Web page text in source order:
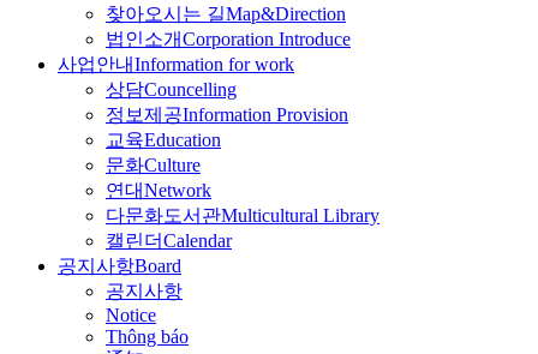
찾아오시는 길Map&Direction
법인소개Corporation Introduce
사업안내Information for work
상담Councelling
정보제공Information Provision
교육Education
문화Culture
연대Network
다문화도서관Multicultural Library
캘린더Calendar
공지사항Board
공지사항
Notice
Thông báo